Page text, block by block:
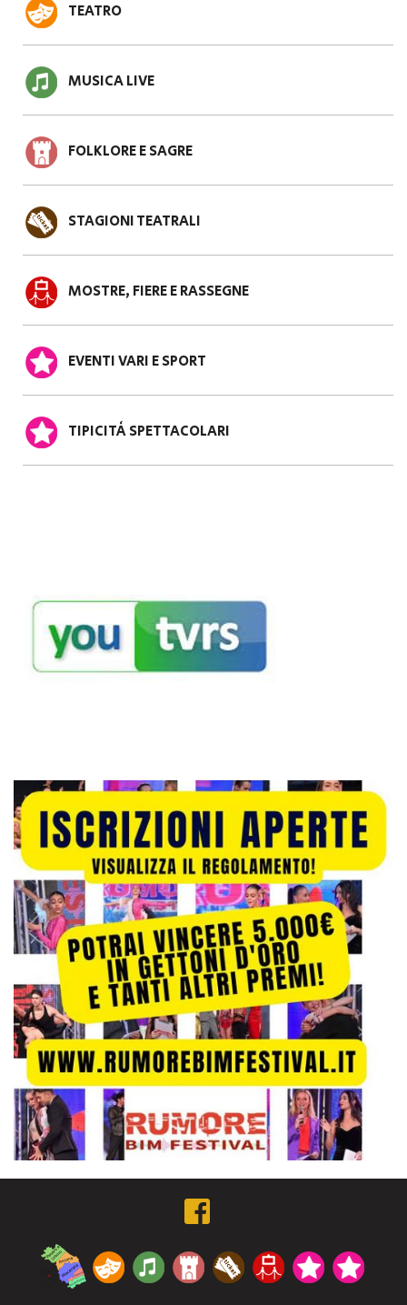
TEATRO
MUSICA LIVE
FOLKLORE E SAGRE
STAGIONI TEATRALI
MOSTRE, FIERE E RASSEGNE
EVENTI VARI E SPORT
TIPICITÀ SPETTACOLARI